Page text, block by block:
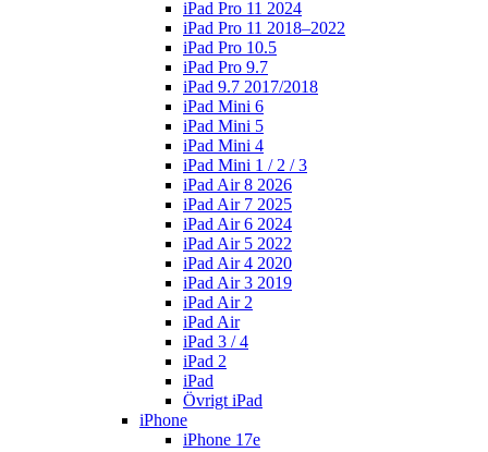
iPad Pro 11 2024
iPad Pro 11 2018–2022
iPad Pro 10.5
iPad Pro 9.7
iPad 9.7 2017/2018
iPad Mini 6
iPad Mini 5
iPad Mini 4
iPad Mini 1 / 2 / 3
iPad Air 8 2026
iPad Air 7 2025
iPad Air 6 2024
iPad Air 5 2022
iPad Air 4 2020
iPad Air 3 2019
iPad Air 2
iPad Air
iPad 3 / 4
iPad 2
iPad
Övrigt iPad
iPhone
iPhone 17e